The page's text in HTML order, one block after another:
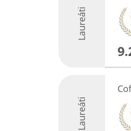
Laureáti
Laureáti